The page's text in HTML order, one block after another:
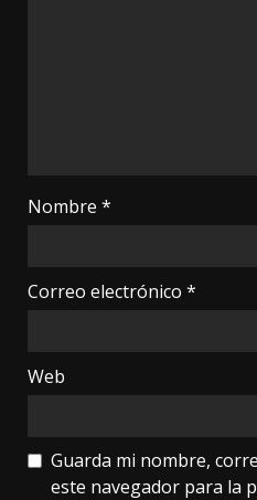
Nombre *
Correo electrónico *
Web
Guarda mi nombre,
este navegador para la